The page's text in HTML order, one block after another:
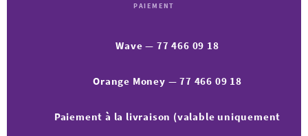
PAIEMENT
Wave — 77 466 09 18
Orange Money — 77 466 09 18
Paiement à la livraison (valable uniquement